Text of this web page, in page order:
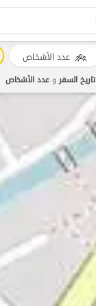
عدد الأشخاص
تاريخ السفروعدد الأشخاص